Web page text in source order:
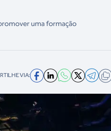
uma formação
VIA: